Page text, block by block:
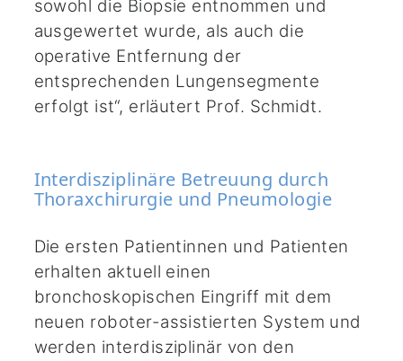
sowohl die Biopsie entnommen und
ausgewertet wurde, als auch die
operative Entfernung der
entsprechenden Lungensegmente
erfolgt ist“, erläutert Prof. Schmidt.
Interdisziplinäre Betreuung durch
Thoraxchirurgie und Pneumologie
Die ersten Patientinnen und Patienten
erhalten aktuell einen
bronchoskopischen Eingriff mit dem
neuen roboter-assistierten System und
werden interdisziplinär von den